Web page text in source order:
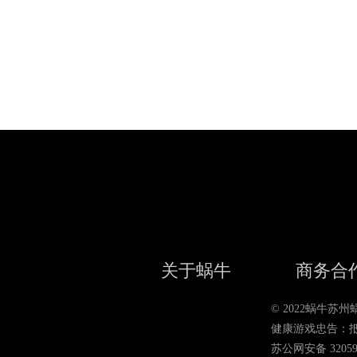
关于蜗牛 商务合
© 2022蜗牛苏州
健康游戏忠告：
苏公网安备